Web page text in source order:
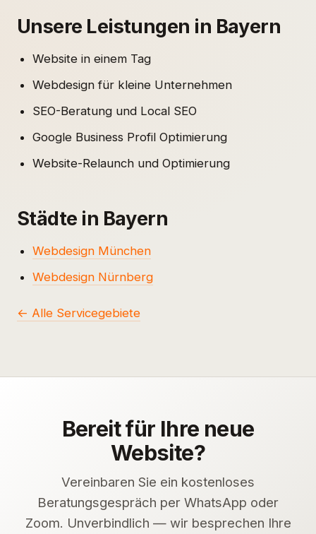
Unsere Leistungen in Bayern
Website in einem Tag
Webdesign für kleine Unternehmen
SEO-Beratung und Local SEO
Google Business Profil Optimierung
Website-Relaunch und Optimierung
Städte in Bayern
Webdesign München
Webdesign Nürnberg
← Alle Servicegebiete
Bereit für Ihre neue
Website?
Vereinbaren Sie ein kostenloses
Beratungsgespräch per WhatsApp oder
Zoom. Unverbindlich — wir besprechen Ihre